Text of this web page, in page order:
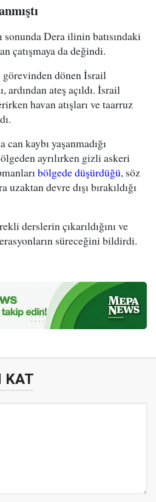
Dera ilinin batısındaki
çatışmaya da değindi.
görevinden dönen İsrail
ardından ateş açıldı. İsrail
havan atışları ve taarruz
can kaybı yaşanmadığı
ayrılırken gizli askeri
bölgede düşürdüğü, söz
uzaktan devre dışı bırakıldığı
derslerin çıkarıldığını ve
süreceğini bildirdi.
KAT